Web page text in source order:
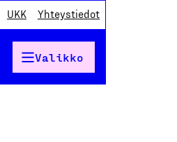
UKK Yhteystiedot
Valikko